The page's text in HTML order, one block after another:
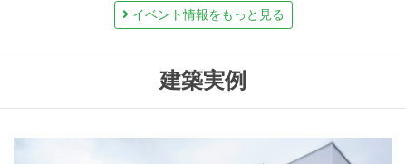
イベント情報をもっと見る
建築実例